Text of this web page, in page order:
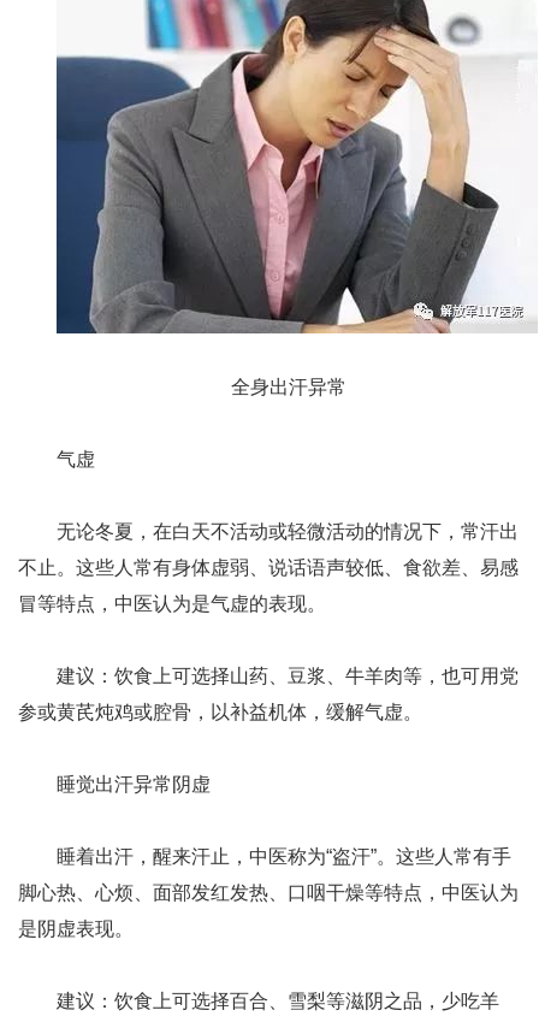
全身出汗异常
气虚
无论冬夏，在白天不活动或轻微活动的情况下，常汗出
不止。这些人常有身体虚弱、说话语声较低、食欲差、易感
冒等特点，中医认为是气虚的表现。
建议：饮食上可选择山药、豆浆、牛羊肉等，也可用党
参或黄芪炖鸡或腔骨，以补益机体，缓解气虚。
睡觉出汗异常阴虚
睡着出汗，醒来汗止，中医称为“盗汗”。这些人常有手
脚心热、心烦、面部发红发热、口咽干燥等特点，中医认为
是阴虚表现。
建议：饮食上可选择百合、雪梨等滋阴之品，少吃羊